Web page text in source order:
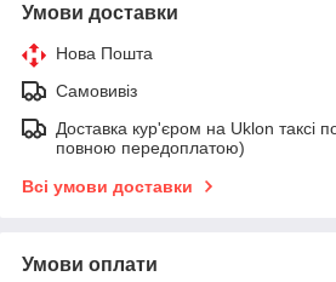
Умови доставки
Нова Пошта
Самовивіз
Доставка кур'єром на Uklon таксі
повною передоплатою)
Всі умови доставки
Умови оплати